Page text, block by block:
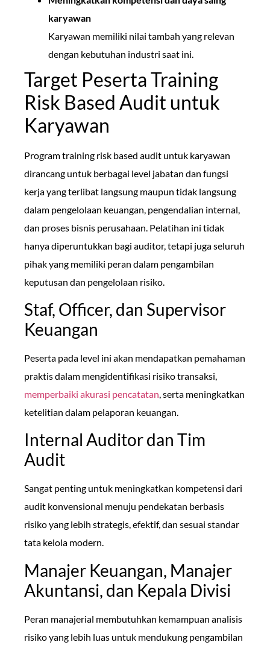
karyawan
Karyawan memiliki nilai tambah yang relevan
dengan kebutuhan industri saat ini.
Target Peserta Training
Risk Based Audit untuk
Karyawan
Program training risk based audit untuk karyawan
dirancang untuk berbagai level jabatan dan fungsi
kerja yang terlibat langsung maupun tidak langsung
dalam pengelolaan keuangan, pengendalian internal,
dan proses bisnis perusahaan. Pelatihan ini tidak
hanya diperuntukkan bagi auditor, tetapi juga seluruh
pihak yang memiliki peran dalam pengambilan
keputusan dan pengelolaan risiko.
Staf, Officer, dan Supervisor
Keuangan
Peserta pada level ini akan mendapatkan pemahaman
praktis dalam mengidentifikasi risiko transaksi,
memperbaiki akurasi pencatatan, serta meningkatkan
ketelitian dalam pelaporan keuangan.
Internal Auditor dan Tim
Audit
Sangat penting untuk meningkatkan kompetensi dari
audit konvensional menuju pendekatan berbasis
risiko yang lebih strategis, efektif, dan sesuai standar
tata kelola modern.
Manajer Keuangan, Manajer
Akuntansi, dan Kepala Divisi
Peran manajerial membutuhkan kemampuan analisis
risiko yang lebih luas untuk mendukung pengambilan